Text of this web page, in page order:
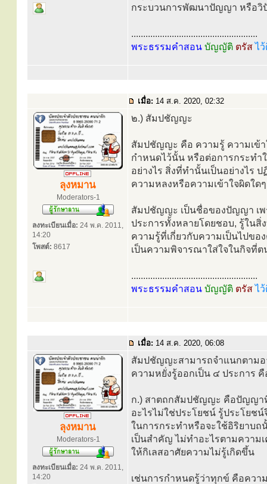
กระบวนการพัฒนาปัญญา หรือวิ
.....................................................
พระธรรมคำสอน บัญญัติ ตรัสไ
เมื่อ: 14 ส.ค. 2020, 02:32
ลุงหมาน
Moderators-1
ลงทะเบียนเมื่อ: 24 พ.ค. 2011,
14:20
โพสต์: 8617
๒.) สัมปชัญญะ
สัมปชัญญะ คือ ความรู้ ความเข้
กำหนดไว้นั้น หรือต่อการกระท
อย่างไร สิ่งที่ทำนั้นเป็นอย่างไร
ความหลงหรือความเข้าใจผิดใ
สัมปชัญญะ เป็นชื่อของปัญญา เพ
ประการทั้งหลายโดยชอบ, รู้ในสิ่
ความรู้ที่เกี่ยวกับความเป็นไปขอ
เป็นความพิจารณาใส่ใจในกิจที่
.....................................................
พระธรรมคำสอน บัญญัติ ตรัสไ
เมื่อ: 14 ส.ค. 2020, 06:08
ลุงหมาน
Moderators-1
ลงทะเบียนเมื่อ: 24 พ.ค. 2011,
14:20
สัมปชัญญะสามารถจำแนกตามอ
ความหยั่งรู้ออกเป็น ๔ ประการ คื
ก.) สาตถกสัมปชัญญะ คือปัญญา
อะไรไม่ใช่ประโยชน์ รู้ประโยช
ในการกระทำหรือจะใช้อิริยาบถ
เป็นสำคัญ ไม่ทำอะไรตามความ
ให้กิเลสอาศัยความไม่รู้เกิดขึ้น
เช่นการกำหนดรู้ว่าทุกข์ คือควา